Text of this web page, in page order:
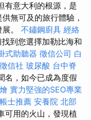
有意大利的根源，是
無可及的旅行體驗，
。 不鏽鋼廚具 經絡
找到您選擇加勒比海和
式助聽器 徵信公司 白
信社 玻尿酸 台中脊
名，如今已成為度假
實力堅強的SEO專業
士推薦 安養院 北部
可用的火山，發現植